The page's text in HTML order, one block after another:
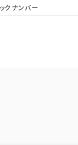
会社概要 個人情報保護
クナンバー